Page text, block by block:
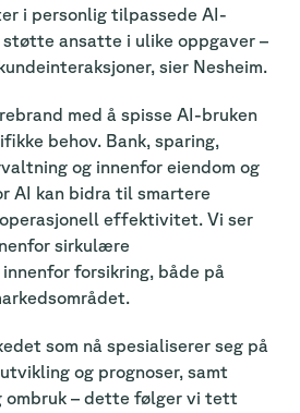
i personlig tilpassede AI-
støtte ansatte i ulike oppgaver –
sier Nesheim.
med å spisse AI-bruken
behov. Bank, sparing,
og innenfor eiendom og
AI kan bidra til smartere
effektivitet. Vi ser
sirkulære
forsikring, både på
som nå spesialiserer seg på
og prognoser, samt
ombruk – dette følger vi tett